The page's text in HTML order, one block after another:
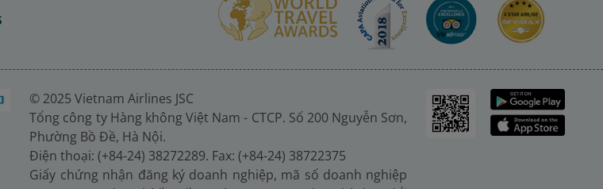
© 2025 Vietnam Airlines JSC
Tổng công ty Hàng không Việt Nam - CTCP. Số 200 Nguyễn Sơn,
Phường Bồ Đề, Hà Nội.
Điện thoại: (+84-24) 38272289. Fax: (+84-24) 38722375
Giấy chứng nhận đăng ký doanh nghiệp, mã số doanh nghiệp